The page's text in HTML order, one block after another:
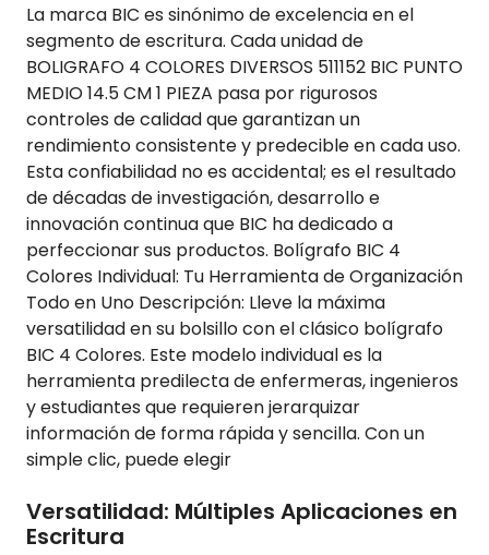
La marca BIC es sinónimo de excelencia en el
segmento de escritura. Cada unidad de
BOLIGRAFO 4 COLORES DIVERSOS 511152 BIC PUNTO
MEDIO 14.5 CM 1 PIEZA pasa por rigurosos
controles de calidad que garantizan un
rendimiento consistente y predecible en cada uso.
Esta confiabilidad no es accidental; es el resultado
de décadas de investigación, desarrollo e
innovación continua que BIC ha dedicado a
perfeccionar sus productos. Bolígrafo BIC 4
Colores Individual: Tu Herramienta de Organización
Todo en Uno Descripción: Lleve la máxima
versatilidad en su bolsillo con el clásico bolígrafo
BIC 4 Colores. Este modelo individual es la
herramienta predilecta de enfermeras, ingenieros
y estudiantes que requieren jerarquizar
información de forma rápida y sencilla. Con un
simple clic, puede elegir
Versatilidad: Múltiples Aplicaciones en
Escritura